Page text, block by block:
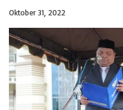
Oktober 31, 2022